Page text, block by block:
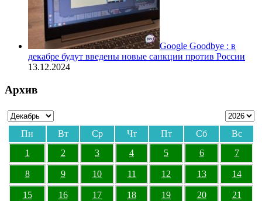
Google Goodbye : в
декабре будут введены новые санкции против России
13.12.2024
Архив
Пн Вт Ср Чт Пт Сб
Вс
1
2 3 4 5 6 7
8 9 10 11 12 13 14
15 16 17 18 19 20 21